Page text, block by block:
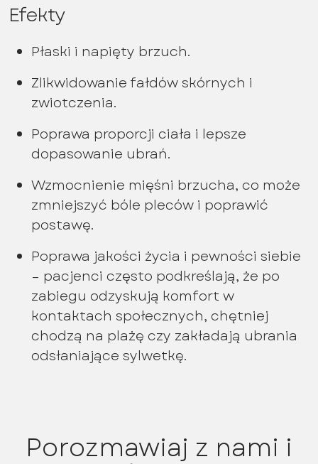
Efekty
Płaski i napięty brzuch.
Zlikwidowanie fałdów skórnych i
zwiotczenia.
Poprawa proporcji ciała i lepsze
dopasowanie ubrań.
Wzmocnienie mięśni brzucha, co może
zmniejszyć bóle pleców i poprawić
postawę.
Poprawa jakości życia i pewności siebie
– pacjenci często podkreślają, że po
zabiegu odzyskują komfort w
kontaktach społecznych, chętniej
chodzą na plażę czy zakładają ubrania
odsłaniające sylwetkę.
Porozmawiaj z nami i